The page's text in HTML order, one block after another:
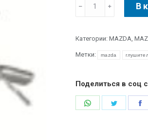
В
Категории: MAZDA,
Метки: mazda
Поделиться в соц